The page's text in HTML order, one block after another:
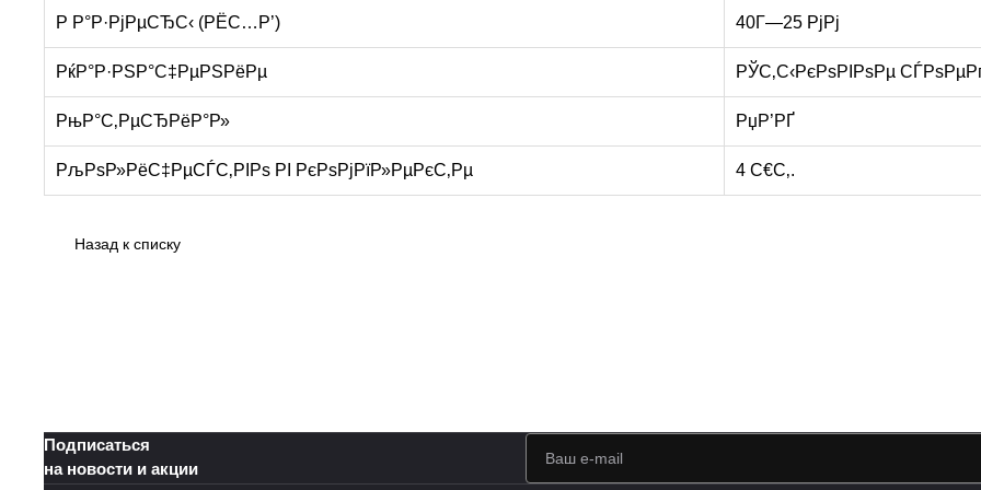
Р Р°Р·РјРµСЂС‹ (РЁС…Р’) 40Г—25 РјРј
РќР°Р·РЅР°С‡РµРЅРёРµ РЎС‚С‹РєРѕРІРѕРµ
РњР°С‚РµСЂРёР°Р» РџР’РҐ
РљРѕР»РёС‡РµСЃС‚РІРѕ РІ РєРѕРјРїР»РµРєС‚Рµ 4 С€С‚.
Назад к списку
Подписаться
на новости и акции